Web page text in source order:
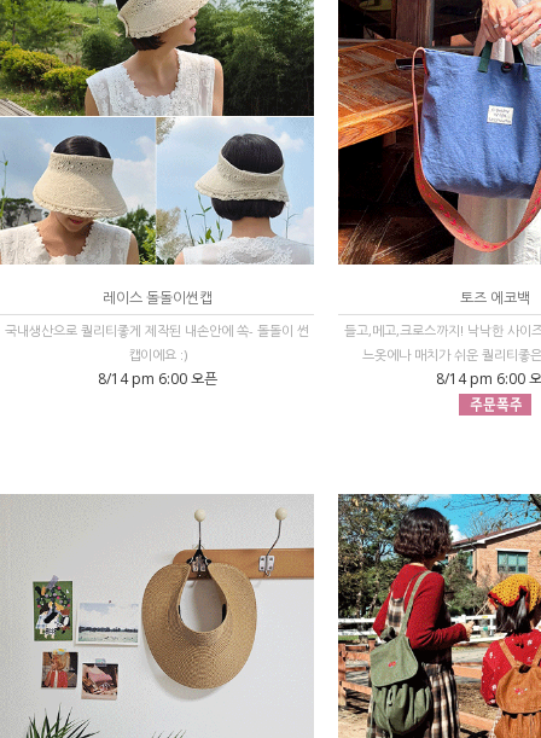
레이스 돌돌이썬캡
국내생산으로 퀄리티좋게 제작된 내손안에 쏙- 돌돌이 썬
캡이에요 :)
8/14 pm 6:00 오픈
토즈 에코백
들고,메고,크로스까지! 낙낙한 사이
느옷에나 매치가 쉬운 퀄리티좋
8/14 pm 6:00